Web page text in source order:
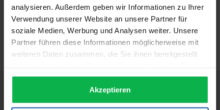
analysieren. Außerdem geben wir Informationen zu Ihrer
Verwendung unserer Website an unsere Partner für
soziale Medien, Werbung und Analysen weiter. Unsere
Partner führen diese Informationen möglicherweise mit
weiteren Daten zusammen, die Sie ihnen bereitgestellt
gesammelt haben.
Akzeptieren
Informationen zur Produktsicherheit
Trusted Shops Bewertungen